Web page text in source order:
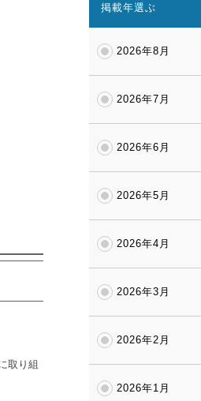
取り組
掲載年選ぶ
2026年8月
2026年7月
2026年6月
2026年5月
2026年4月
2026年3月
2026年2月
2026年1月